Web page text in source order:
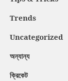
Trends
Uncategorized
অন্যান্য
ক্রিকেট